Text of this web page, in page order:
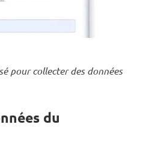
pour collecter des données
du